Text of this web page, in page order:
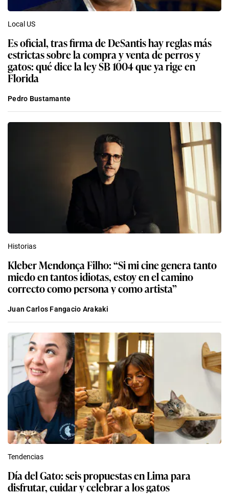
Local US
Es oficial, tras firma de DeSantis hay reglas más
estrictas sobre la compra y venta de perros y
gatos: qué dice la ley SB 1004 que ya rige en
Florida
Pedro Bustamante
Historias
Kleber Mendonça Filho: “Si mi cine genera tanto
miedo en tantos idiotas, estoy en el camino
correcto como persona y como artista”
Juan Carlos Fangacio Arakaki
Tendencias
Día del Gato: seis propuestas en Lima para
disfrutar, cuidar y celebrar a los gatos